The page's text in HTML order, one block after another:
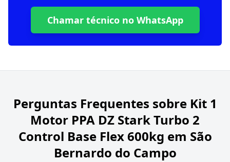
Chamar técnico no WhatsApp
Perguntas Frequentes sobre Kit 1
Motor PPA DZ Stark Turbo 2
Control Base Flex 600kg em São
Bernardo do Campo